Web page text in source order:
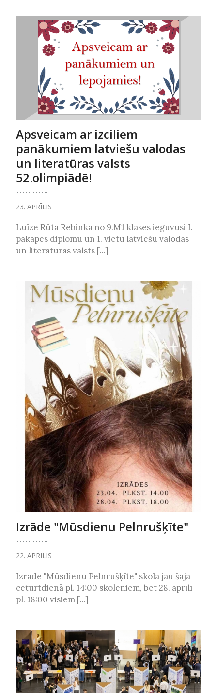
Apsveicam ar izciliem
panākumiem latviešu valodas
un literatūras valsts
52.olimpiādē!
23. APRĪLIS
Luīze Rūta Rebinka no 9.M1 klases ieguvusi I.
pakāpes diplomu un 1. vietu latviešu valodas
un literatūras valsts [...]
Izrāde "Mūsdienu Pelnrušķīte"
22. APRĪLIS
Izrāde "Mūsdienu Pelnrušķīte" skolā jau šajā
ceturtdienā pl. 14:00 skolēniem, bet 28. aprīlī
pl. 18:00 visiem [...]